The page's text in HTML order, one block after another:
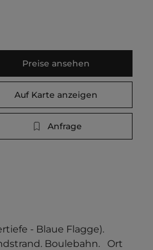
Preise ansehen
Auf Karte anzeigen
Anfrage
- Blaue Flagge).
Boulebahn.   Ort